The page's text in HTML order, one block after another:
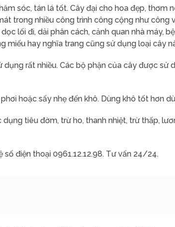
sóc, tán lá tốt. Cây đại cho hoa đẹp, thơm
trong nhiều công trình công cộng như công
lối đi, dải phân cách, cảnh quan nhà máy,
miếu hay nghĩa trang cũng sử dụng loại cây
rất nhiều. Các bộ phận của cây được sử
hoặc sấy nhẹ đến khô. Dùng khô tốt hơn
tiêu đờm, trừ ho, thanh nhiệt, trừ thấp,
điện thoại 0961.12.12.98. Tư vấn 24/24.